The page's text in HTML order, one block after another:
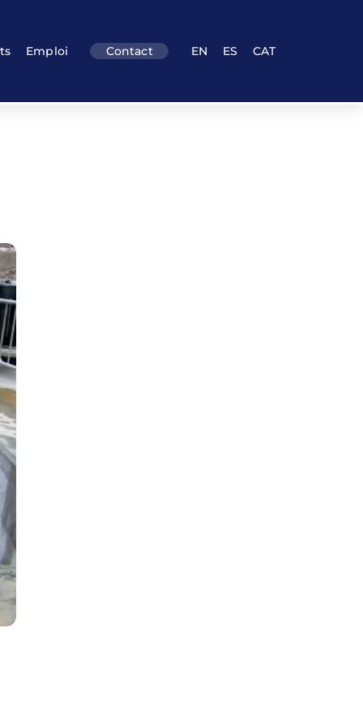
Emploi Contact EN ES CAT